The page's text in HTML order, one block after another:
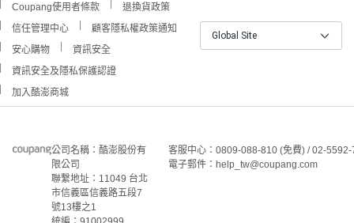
Coupang使用者條款
退換貨政策
信任管理中心
顧客隱私權政策通知
安心購物
資訊安全
資訊安全及隱私保護認證
加入酷澎商城
Global Site
公司名稱：酷澎股份有
限公司
聯繫地址：11049 台北
市信義區信義路五段7
號13樓之1
客服中心：0809-088-810 (免費) / 02-
電子郵件：help_tw@coupang.com